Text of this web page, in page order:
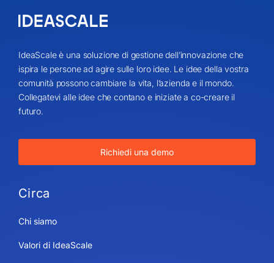
IdeaScale è una soluzione di gestione dell’innovazione che
ispira le persone ad agire sulle loro idee. Le idee della vostra
comunità possono cambiare la vita, l’azienda e il mondo.
Collegatevi alle idee che contano e iniziate a co-creare il
futuro.
Richiedi una demo
Circa
Chi siamo
Valori di IdeaScale